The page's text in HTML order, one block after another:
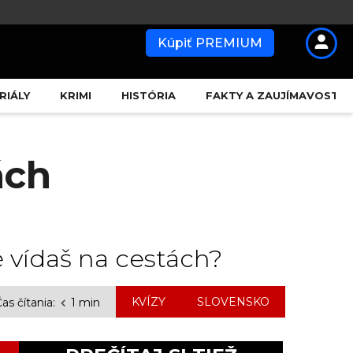
Kúpiť PREMIUM
KRIMI HISTÓRIA FAKTY A ZAUJÍMAVOSTI
na cestách?
čítania: 1 min KVÍZY SLOVENSKO